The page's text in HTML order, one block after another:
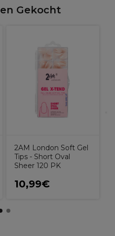
Gekocht
2AM London Soft Gel
Tips - Short Oval
Sheer 120 PK
10,99€